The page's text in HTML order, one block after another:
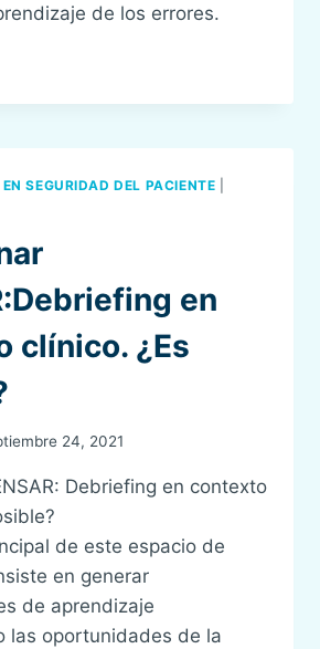
de los errores.
SEGURIDAD DEL PACIENTE
en
clínico. ¿Es
24, 2021
Debriefing en contexto
de este espacio de
en generar
de aprendizaje
las oportunidades de la